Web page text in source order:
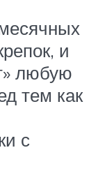
и
любую
тем как
с